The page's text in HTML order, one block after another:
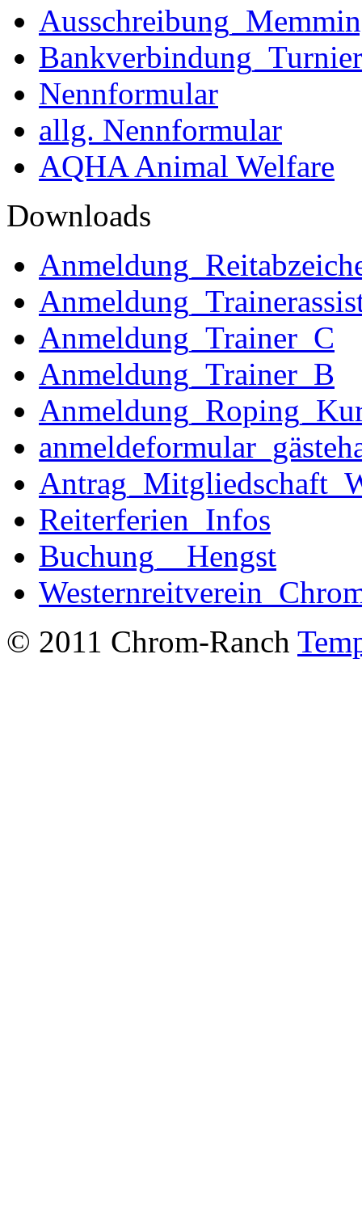
Nennformular
allg. Nennformular
AQHA Animal Welfare
Downloads
Anmeldung_Trainer_C
Anmeldung_Trainer_B
Reiterferien_Infos
Buchung__Hengst
© 2011 Chrom-Ranch